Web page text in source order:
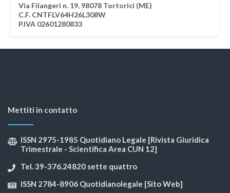
Via Filangeri n. 19, 98078 Tortorici (ME)
C.F. CNTFLV64H26L308W
P.IVA 02601280833
Mettiti in contatto
ISSN 2975-1985 Quotidiano Legale [Rivista Giuridica
Trimestrale - Scientifica Area CUN 12]
Tel. 39-376.24820 sette quattro
ISSN 2784-8906 Quotidianolegale [Sito Web]